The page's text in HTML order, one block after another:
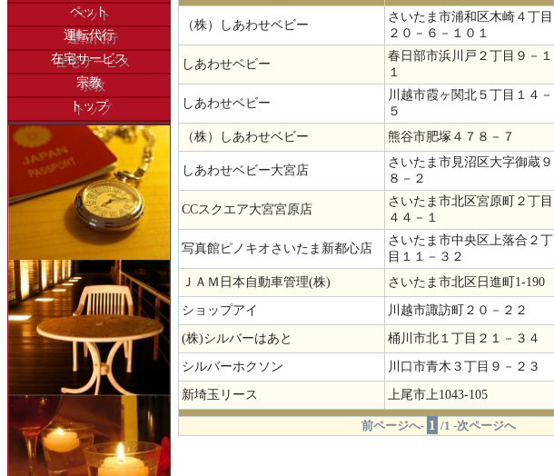
ペット
運転代行
在宅サービス
宗教
トップ
（株）しあわせベビー
さいたま市浦和区木崎４丁目
２０－６－１０１
しあわせベビー
春日部市浜川戸２丁目９－１
１
しあわせベビー
川越市霞ヶ関北５丁目１４－
５
（株）しあわせベビー 熊谷市肥塚４７８－７
しあわせベビー大宮店
さいたま市見沼区大字御蔵９
８－２
CCスクエア大宮宮原店
さいたま市北区宮原町２丁目
４４－１
写真館ピノキオさいたま新都心店
さいたま市中央区上落合２丁
目１１－３２
ＪＡＭ日本自動車管理(株) さいたま市北区日進町1-190
ショップアイ 川越市諏訪町２０－２２
(株)シルバーはあと 桶川市北１丁目２１－３４
シルバーホクソン 川口市青木３丁目９－２３
新埼玉リース 上尾市上1043-105
.
前ページへ- 1 /1 -次ページへ